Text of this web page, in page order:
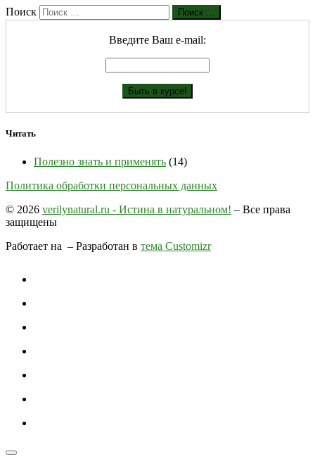
Поиск Поиск …
Введите Ваш е-mail:
Читать
Полезно знать и применять (14)
Политика обработки персональных данных
© 2026 verilynatural.ru - Истина в натуральном! – Все права
защищены
Работает на – Разработан в тема Customizr